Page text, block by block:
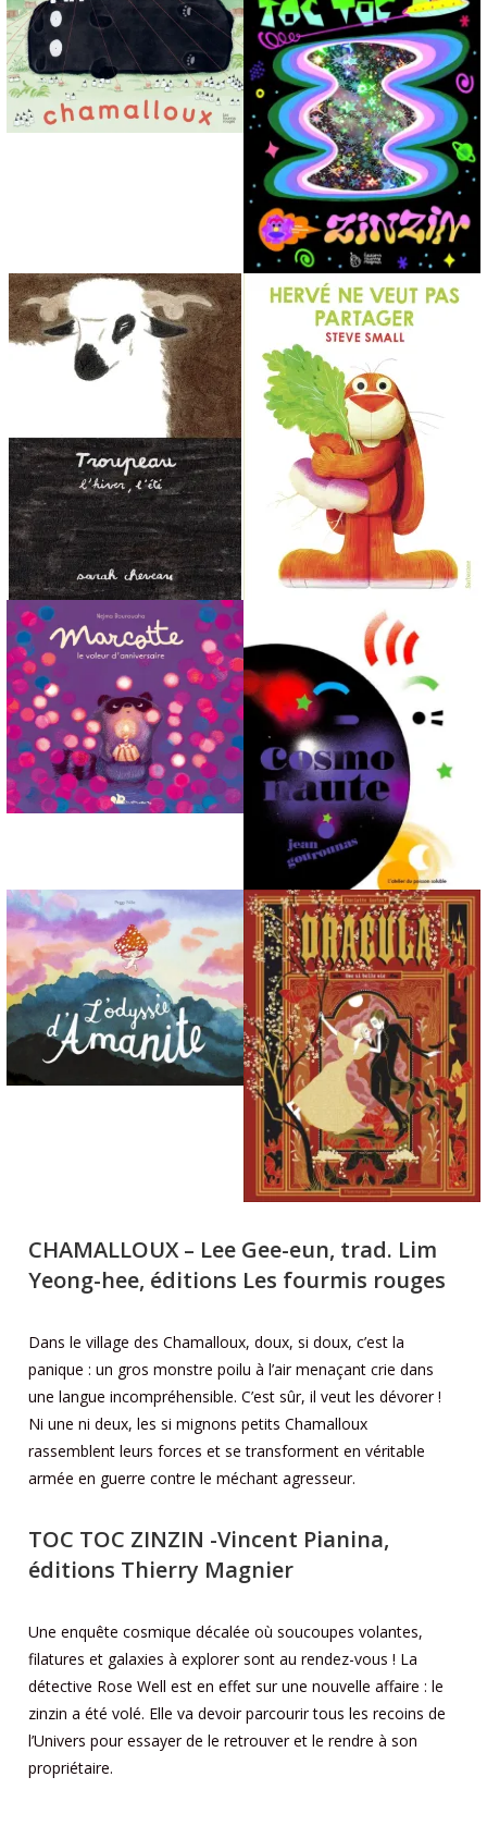
CHAMALLOUX– Lee Gee-eun, trad. Lim
Yeong-hee, éditions Les fourmis rouges
Dans le village des Chamalloux, doux, si doux, c’est la
panique : un gros monstre poilu à l’air menaçant crie dans
une langue incompréhensible. C’est sûr, il veut les dévorer !
Ni une ni deux, les si mignons petits Chamalloux
rassemblent leurs forces et se transforment en véritable
armée en guerre contre le méchant agresseur.
TOC TOC ZINZIN -Vincent Pianina,
éditions Thierry Magnier
Une enquête cosmique décalée où soucoupes volantes,
filatures et galaxies à explorer sont au rendez-vous ! La
détective Rose Well est en effet sur une nouvelle affaire : le
zinzin a été volé. Elle va devoir parcourir tous les recoins de
l’Univers pour essayer de le retrouver et le rendre à son
propriétaire.